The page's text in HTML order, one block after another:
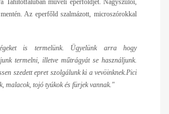
Tahitótfaluban müveli eperfőldjét. Nagyszülői,
Az eperfőld szalmázott, microszórokkal
is termelünk. Ügyelünk arra hogy
termelni, illetve műtrágyát se használjunk.
szedett epret szolgálunk ki a vevöinknek.Pici
malacok, tojó tyúkok és fürjek vannak."